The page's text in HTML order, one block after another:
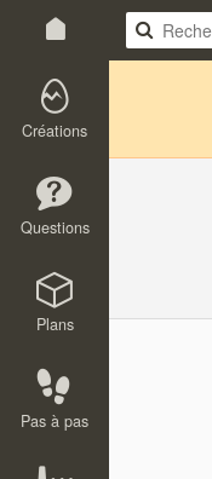
Créations
Questions
Plans
Pas à pas